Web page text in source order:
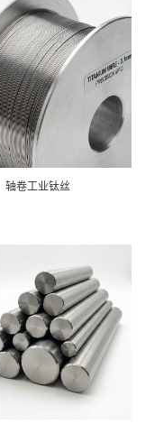
轴卷工业钛丝